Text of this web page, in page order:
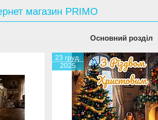
магазин PRIMO
Основний розділ
23 груд.
2025